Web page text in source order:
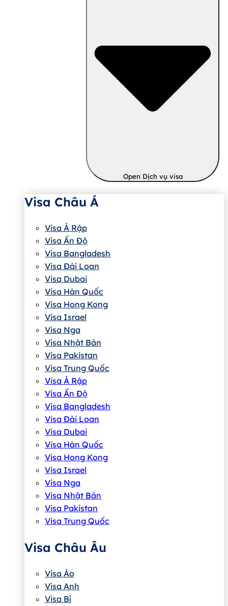
Open Dịch vụ visa
Visa Châu Á
Visa Ả Rập
Visa Ấn Độ
Visa Bangladesh
Visa Đài Loan
Visa Dubai
Visa Hàn Quốc
Visa Hong Kong
Visa Israel
Visa Nga
Visa Nhật Bản
Visa Pakistan
Visa Trung Quốc
Visa Ả Rập
Visa Ấn Độ
Visa Bangladesh
Visa Đài Loan
Visa Dubai
Visa Hàn Quốc
Visa Hong Kong
Visa Israel
Visa Nga
Visa Nhật Bản
Visa Pakistan
Visa Trung Quốc
Visa Châu Âu
Visa Áo
Visa Anh
Visa Bỉ